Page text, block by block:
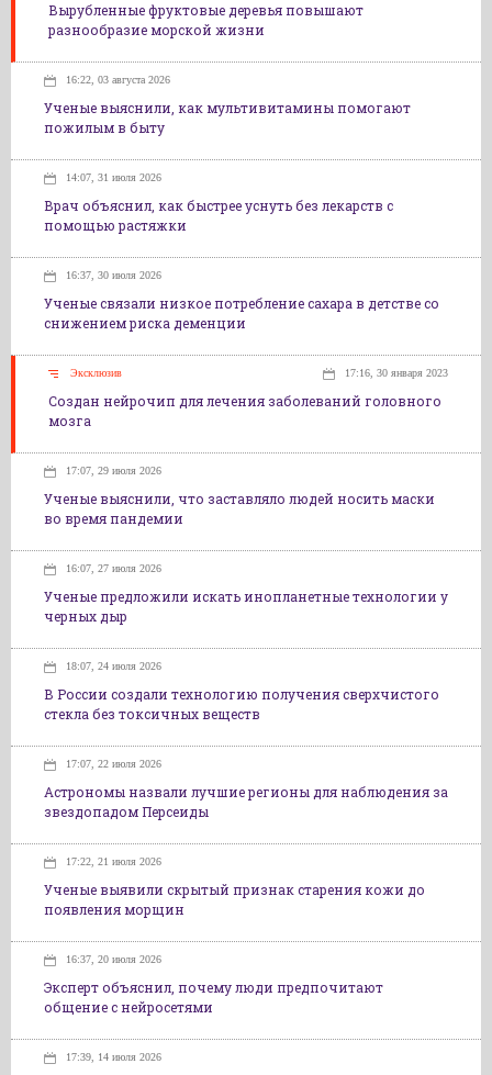
Вырубленные фруктовые деревья повышают
разнообразие морской жизни
16:22, 03 августа 2026
Ученые выяснили, как мультивитамины помогают
пожилым в быту
14:07, 31 июля 2026
Врач объяснил, как быстрее уснуть без лекарств с
помощью растяжки
16:37, 30 июля 2026
Ученые связали низкое потребление сахара в детстве со
снижением риска деменции
Эксклюзив 17:16, 30 января 2023
Создан нейрочип для лечения заболеваний головного
мозга
17:07, 29 июля 2026
Ученые выяснили, что заставляло людей носить маски
во время пандемии
16:07, 27 июля 2026
Ученые предложили искать инопланетные технологии у
черных дыр
18:07, 24 июля 2026
В России создали технологию получения сверхчистого
стекла без токсичных веществ
17:07, 22 июля 2026
Астрономы назвали лучшие регионы для наблюдения за
звездопадом Персеиды
17:22, 21 июля 2026
Ученые выявили скрытый признак старения кожи до
появления морщин
16:37, 20 июля 2026
Эксперт объяснил, почему люди предпочитают
общение с нейросетями
17:39, 14 июля 2026